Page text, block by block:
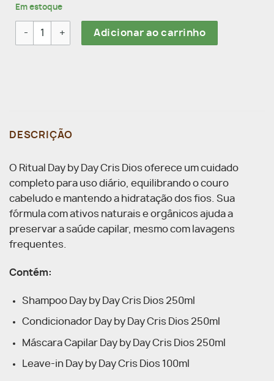
Em estoque
Kit Cris Dios Day by Day quantidade
Adicionar ao carrinho
DESCRIÇÃO
O Ritual Day by Day Cris Dios oferece um cuidado
completo para uso diário, equilibrando o couro
cabeludo e mantendo a hidratação dos fios. Sua
fórmula com ativos naturais e orgânicos ajuda a
preservar a saúde capilar, mesmo com lavagens
frequentes.
Contém:
Shampoo Day by Day Cris Dios 250ml
Condicionador Day by Day Cris Dios 250ml
Máscara Capilar Day by Day Cris Dios 250ml
Leave-in Day by Day Cris Dios 100ml